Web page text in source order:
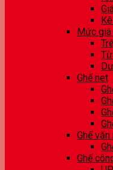
Mức giá
Ghế net
Ghế
Ghế